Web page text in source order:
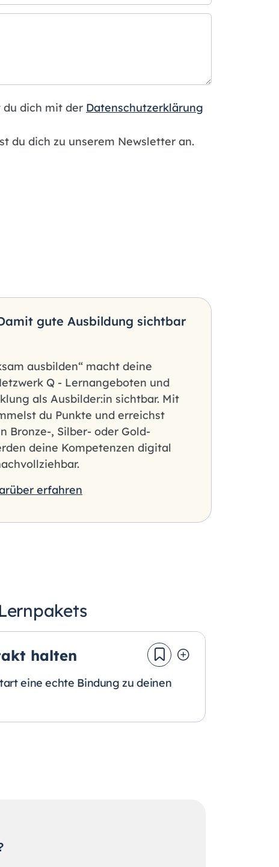
du dich mit der Datenschutzerklärung
du dich zu unserem Newsletter an.
gute Ausbildung sichtbar
ausbilden“ macht deine
Q - Lernangeboten und
als Ausbilder:in sichtbar. Mit
du Punkte und erreichst
Bronze-, Silber- oder Gold-
deine Kompetenzen digital
erfahren
halten
eine echte Bindung zu deinen